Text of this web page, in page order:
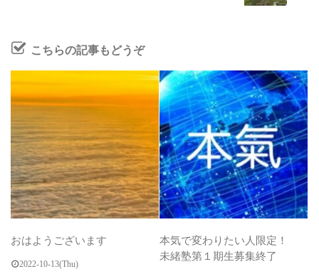
こちらの記事もどうぞ
おはようございます
2022-10-13(Thu)
本気で変わりたい人限定！
未緒塾第１期生募集終了